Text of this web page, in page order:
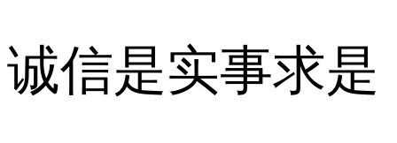
诚信是实事求是